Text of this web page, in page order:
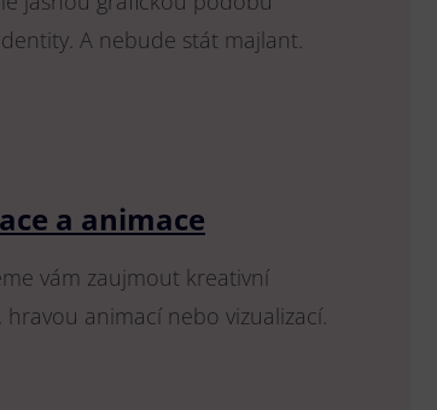
A nebude stát majlant.
a animace
vám zaujmout kreativní
hravou animací nebo vizualizací.